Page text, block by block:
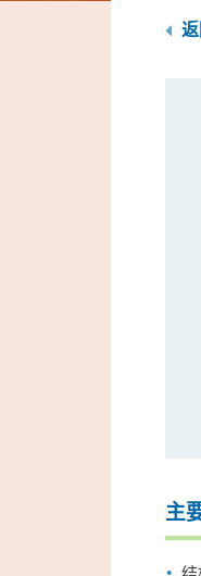
返
主